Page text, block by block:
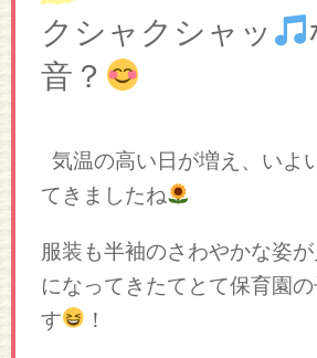
クシャクシャッ
音？
気温の高い日が増え、いよ
てきましたね
服装も半袖のさわやかな姿
になってきたてとて保育園
す
！